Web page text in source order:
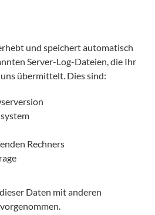
und speichert automatisch
Server-Log-Dateien, die Ihr
übermittelt. Dies sind:
Rechners
Daten mit anderen